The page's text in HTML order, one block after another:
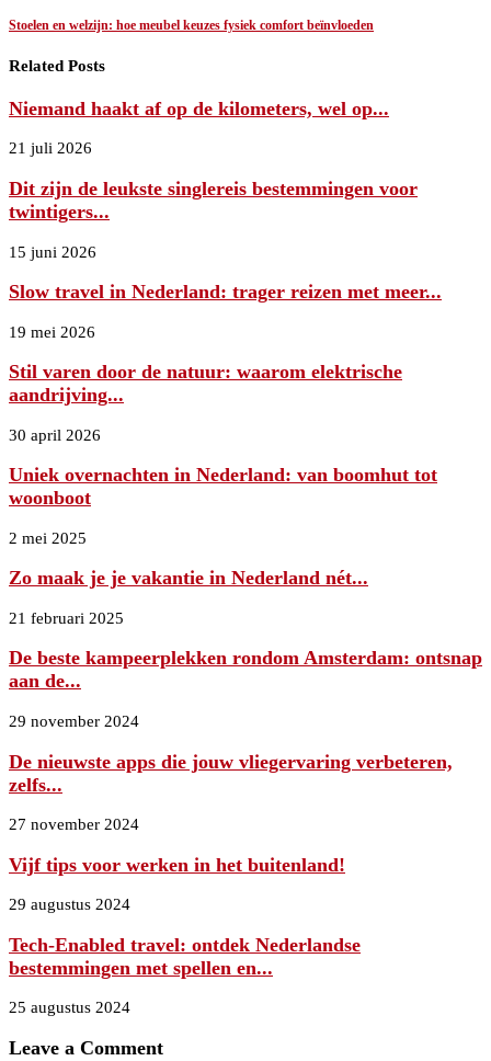
Stoelen en welzijn: hoe meubel keuzes fysiek comfort beïnvloeden
Related Posts
Niemand haakt af op de kilometers, wel op...
21 juli 2026
Dit zijn de leukste singlereis bestemmingen voor
twintigers...
15 juni 2026
Slow travel in Nederland: trager reizen met meer...
19 mei 2026
Stil varen door de natuur: waarom elektrische
aandrijving...
30 april 2026
Uniek overnachten in Nederland: van boomhut tot
woonboot
2 mei 2025
Zo maak je je vakantie in Nederland nét...
21 februari 2025
De beste kampeerplekken rondom Amsterdam: ontsnap
aan de...
29 november 2024
De nieuwste apps die jouw vliegervaring verbeteren,
zelfs...
27 november 2024
Vijf tips voor werken in het buitenland!
29 augustus 2024
Tech-Enabled travel: ontdek Nederlandse
bestemmingen met spellen en...
25 augustus 2024
Leave a Comment